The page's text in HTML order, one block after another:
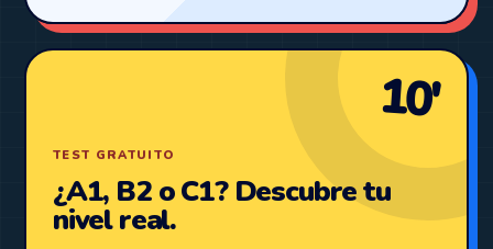
10′
TEST GRATUITO
¿A1, B2 o C1? Descubre tu
nivel real.